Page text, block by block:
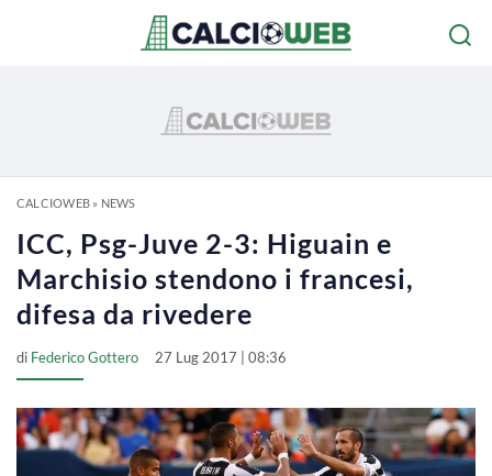
CALCIOWEB» NEWS
ICC, Psg-Juve 2-3: Higuain e
Marchisio stendono i francesi,
difesa da rivedere
di Federico Gottero 27 Lug 2017 | 08:36